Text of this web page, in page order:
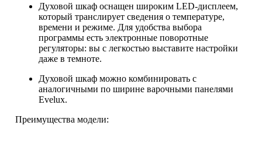
Духовой шкаф оснащен широким LED-дисплеем,
который транслирует сведения о температуре,
времени и режиме. Для удобства выбора
программы есть электронные поворотные
регуляторы: вы с легкостью выставите настройки
даже в темноте.
Духовой шкаф можно комбинировать с
аналогичными по ширине варочными панелями
Evelux.
Преимущества модели: